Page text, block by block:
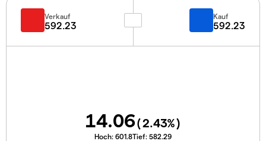
Verkauf
592.23
Kauf
592.23
14.06(2.43%)
Hoch: 601.8Tief: 582.29